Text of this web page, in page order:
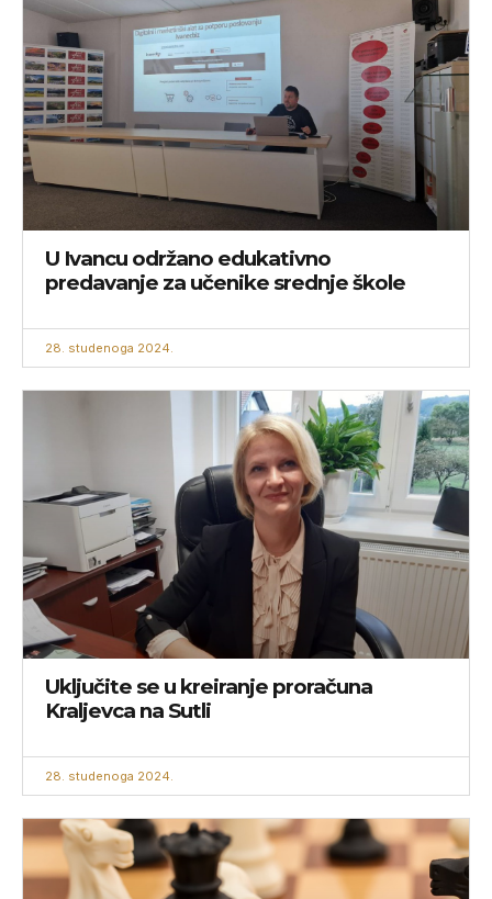
U Ivancu održano edukativno
predavanje za učenike srednje škole
28. studenoga 2024.
Uključite se u kreiranje proračuna
Kraljevca na Sutli
28. studenoga 2024.